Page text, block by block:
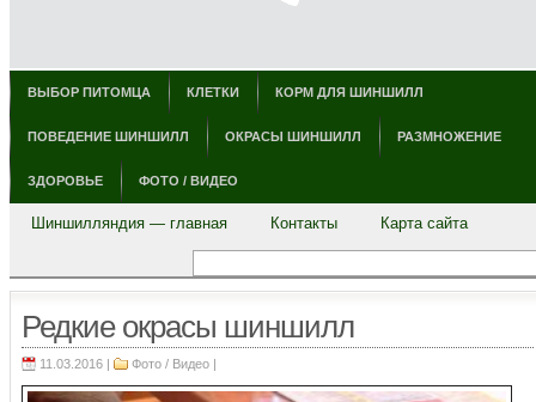
ВЫБОР ПИТОМЦА КЛЕТКИ КОРМ ДЛЯ ШИНШИЛЛ
ПОВЕДЕНИЕ ШИНШИЛЛ ОКРАСЫ ШИНШИЛЛ РАЗМНОЖЕНИЕ
ЗДОРОВЬЕ ФОТО / ВИДЕО
Шиншилляндия — главная Контакты Карта сайта
Редкие окрасы шиншилл
11.03.2016 | Фото / Видео |